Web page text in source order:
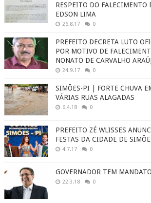
RESPEITO DO FALECIMENTO
EDSON LIMA
26.8.17 0
PREFEITO DECRETA LUTO
POR MOTIVO DE
NONATO DE CARVALHO
24.9.17 0
SIMÕES-PI | FORTE CHUVA
VÁRIAS RUAS ALAGADAS
6.4.18 0
PREFEITO ZÉ WLISSES
FESTAS DA CIDADE DE
4.7.17 0
GOVERNADOR TEM
22.3.18 0